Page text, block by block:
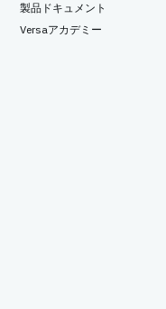
製品ドキュメント
Versaアカデミー